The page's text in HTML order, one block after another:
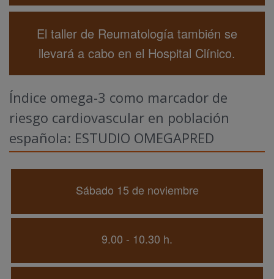
El taller de Reumatología también se
llevará a cabo en el Hospital Clínico.
Índice omega-3 como marcador de
riesgo cardiovascular en población
española: ESTUDIO OMEGAPRED
Sábado 15 de noviembre
9.00 - 10.30 h.